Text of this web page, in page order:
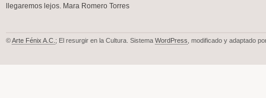
llegaremos lejos. Mara Romero Torres
©Arte Fénix A.C. ; El resurgir en la Cultura. Sistema WordPress , modificado y adaptado